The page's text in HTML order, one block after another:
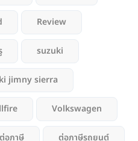
Review
suzuki
jimny sierra
Volkswagen
ต่อภาษี ต่อภาษีรถยนต์